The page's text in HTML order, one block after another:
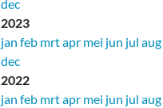
dec
2023
jan feb mrtapr mei jun jul aug
dec
2022
jan feb mrtapr mei jun jul aug